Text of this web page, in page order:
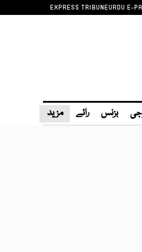
EXPRESS TRIBUNEURDU E-
بزنس رائے مزید